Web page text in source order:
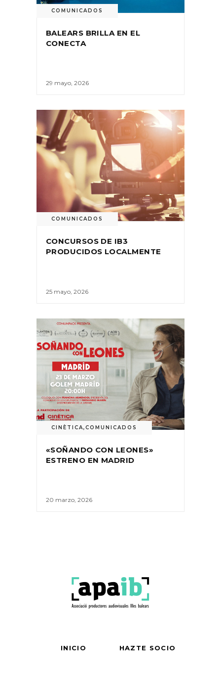
COMUNICADOS
BALEARS BRILLA EN EL
CONECTA
29 mayo, 2026
COMUNICADOS
CONCURSOS DE IB3
PRODUCIDOS LOCALMENTE
25 mayo, 2026
CINÈTICA,COMUNICADOS
«SOÑANDO CON LEONES»
ESTRENO EN MADRID
20 marzo, 2026
INICIO HAZTE SOCIO